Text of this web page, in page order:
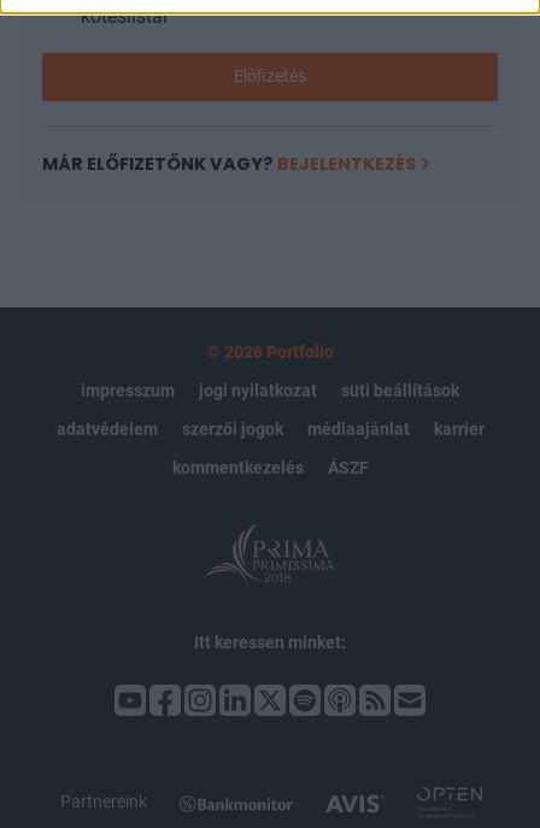
kötéslistái
Előfizetés
MÁR ELŐFIZETŐNK VAGY? BEJELENTKEZÉS
© 2026 Portfolio
impresszum
jogi nyilatkozat
süti beállítások
adatvédelem
szerzői jogok médiaajánlat
karrier
kommentkezelés
ÁSZF
Itt keressen minket:
Partnereink